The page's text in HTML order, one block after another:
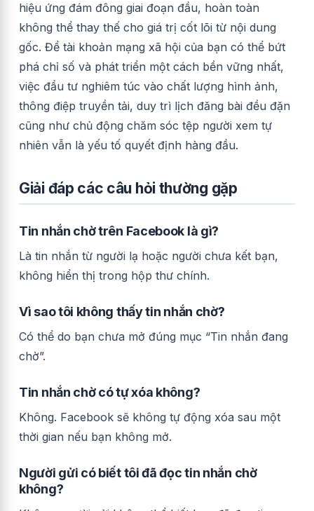
hiệu ứng đám đông giai đoạn đầu, hoàn toàn
không thể thay thế cho giá trị cốt lõi từ nội dung
gốc. Để tài khoản mạng xã hội của bạn có thể bứt
phá chỉ số và phát triển một cách bền vững nhất,
việc đầu tư nghiêm túc vào chất lượng hình ảnh,
thông điệp truyền tải, duy trì lịch đăng bài đều đặn
cũng như chủ động chăm sóc tệp người xem tự
nhiên vẫn là yếu tố quyết định hàng đầu.
Giải đáp các câu hỏi thường gặp
Tin nhắn chờ trên Facebook là gì?
Là tin nhắn từ người lạ hoặc người chưa kết bạn,
không hiển thị trong hộp thư chính.
Vì sao tôi không thấy tin nhắn chờ?
Có thể do bạn chưa mở đúng mục “Tin nhắn đang
chờ”.
Tin nhắn chờ có tự xóa không?
Không. Facebook sẽ không tự động xóa sau một
thời gian nếu bạn không mở.
Người gửi có biết tôi đã đọc tin nhắn chờ
không?